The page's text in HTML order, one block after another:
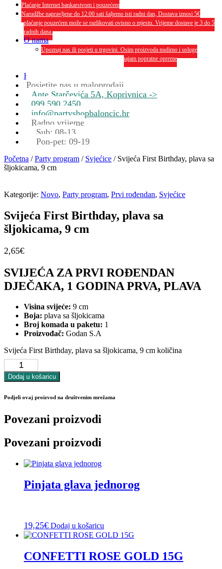
Plaćanje Internet bankarstvom i pouzećem
Narudžbe napravljene do 12:00 sati šaljemo isti radni dan, Dostava iznosi 5€
plaćanje pouzećem može se razlikovati ovisno o mjestu. Vrijeme dostave je 3 do 5
radnih dana.
O nama
Upoznaj nas ili posjeti u trgovini. Osim proizvoda nudimo i usluge
dekoriranja interijera i eksterija te najam popratne opreme
Kontakt
Posjetite nas u maloprodaji
Ante Starčevića 5A, Koprivnica ->
099 590 2450
info@partyshopbaloncic.hr
Radno vrijeme
Sub: 08-13
Pon-pet: 09-19
Početna /Party program / Svjećice / Svijeća First Birthday, plava sa
šljokicama, 9 cm
Kategorije: Novo, Party program, Prvi rođendan, Svjećice
Svijeća First Birthday, plava sa
šljokicama, 9 cm
2,65€
SVIJEĆA ZA PRVI ROĐENDAN
DJEČAKA, 1 GODINA PRVA, PLAVA
Visina svijeće: 9 cm
Boja: plava sa šljokicama
Broj komada u paketu: 1
Proizvođač: Godan S.A
Svijeća First Birthday, plava sa šljokicama, 9 cm količina
Dodaj u košaricu
Podjeli ovaj proizvod na društvenim mrežama
Povezani proizvodi
Povezani proizvodi
Pinjata glava jednorog
19,25€ Dodaj u košaricu
CONFETTI ROSE GOLD 15G